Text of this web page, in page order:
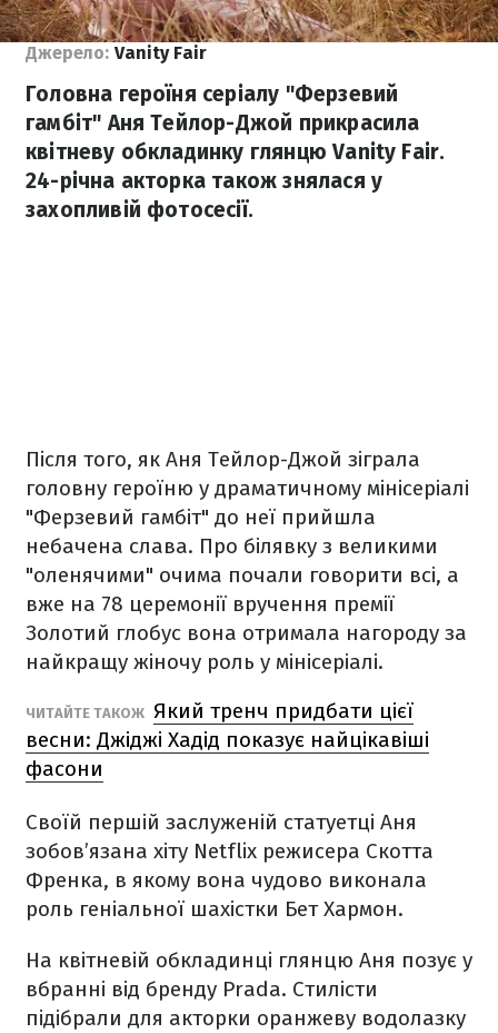
Джерело: Vanity Fair
Головна героїня серіалу "Ферзевий
гамбіт" Аня Тейлор-Джой прикрасила
квітневу обкладинку глянцю Vanity Fair.
24-річна акторка також знялася у
захопливій фотосесії.
Після того, як Аня Тейлор-Джой зіграла
головну героїню у драматичному мінісеріалі
"Ферзевий гамбіт" до неї прийшла
небачена слава. Про білявку з великими
"оленячими" очима почали говорити всі, а
вже на 78 церемонії вручення премії
Золотий глобус вона отримала нагороду за
найкращу жіночу роль у мінісеріалі.
ЧИТАЙТЕ ТАКОЖ Який тренч придбати цієї
весни: Джіджі Хадід показує найцікавіші
фасони
Своїй першій заслуженій статуетці Аня
зобов’язана хіту Netflix режисера Скотта
Френка, в якому вона чудово виконала
роль геніальної шахістки Бет Хармон.
На квітневій обкладинці глянцю Аня позує у
вбранні від бренду Prada. Стилісти
підібрали для акторки оранжеву водолазку